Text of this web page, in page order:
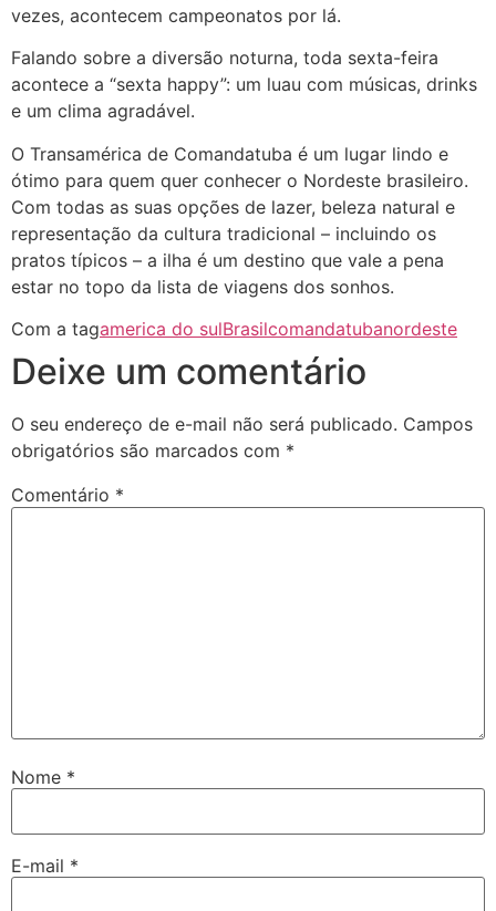
vezes, acontecem campeonatos por lá.
Falando sobre a diversão noturna, toda sexta-feira
acontece a “sexta happy”: um luau com músicas, drinks
e um clima agradável.
O Transamérica de Comandatuba é um lugar lindo e
ótimo para quem quer conhecer o Nordeste brasileiro.
Com todas as suas opções de lazer, beleza natural e
representação da cultura tradicional – incluindo os
pratos típicos – a ilha é um destino que vale a pena
estar no topo da lista de viagens dos sonhos.
Com a tagamerica do sulBrasilcomandatubanordeste
Deixe um comentário
O seu endereço de e-mail não será publicado. Campos
obrigatórios são marcados com *
Comentário *
Nome *
E-mail *